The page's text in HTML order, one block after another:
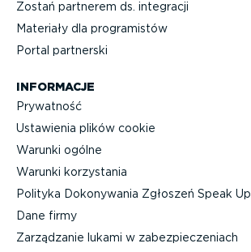
Zostań partnerem ds. integracji
Materiały dla progra­mistów
Portal partnerski
INFORMACJE
Prywatność
Ustawienia plików cookie
Warunki ogólne
Warunki korzystania
Polityka Dokonywania Zgłoszeń Speak Up
Dane firmy
Zarządzanie lukami w zabez­pie­cze­niach